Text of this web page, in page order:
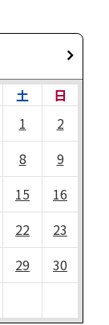
土
日
1
2
8
9
15
16
22
23
29
30